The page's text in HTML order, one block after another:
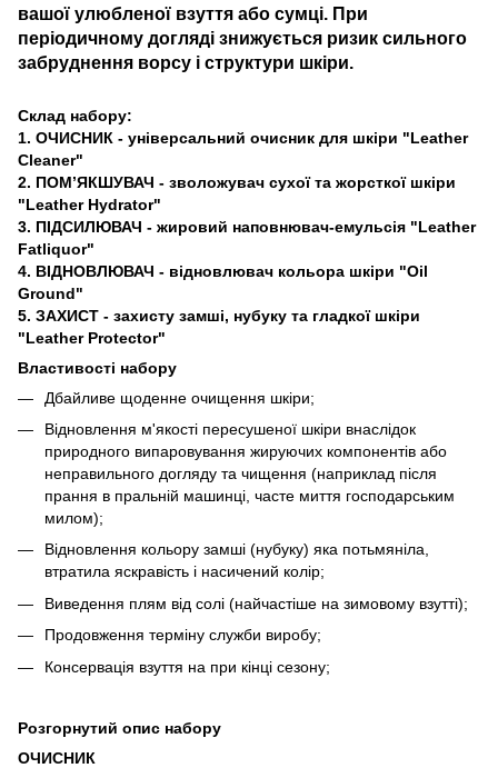
вашої улюбленої взуття або сумці. При
періодичному догляді знижується ризик сильного
забруднення ворсу і структури шкіри.
Склад набору:
1. ОЧИСНИК - універсальний очисник для шкіри "Leather
Cleaner"
2. ПОМ’ЯКШУВАЧ - зволожувач сухої та жорсткої шкіри
"Leather Hydrator"
3. ПІДСИЛЮВАЧ - жировий наповнювач-емульсія "Leather
Fatliquor"
4. ВІДНОВЛЮВАЧ - відновлювач кольора шкіри "Oil
Ground"
5. ЗАХИСТ - захисту замші, нубуку та гладкої шкіри
"Leather Protector"
Властивості набору
Дбайливе щоденне очищення шкіри;
Відновлення м'якості пересушеної шкіри внаслідок
природного випаровування жируючих компонентів або
неправильного догляду та чищення (наприклад після
прання в пральній машинці, часте миття господарським
милом);
Відновлення кольору замші (нубуку) яка потьмяніла,
втратила яскравість і насичений колір;
Виведення плям від солі (найчастіше на зимовому взутті);
Продовження терміну служби виробу;
Консервація взуття на при кінці сезону;
Розгорнутий опис набору
ОЧИСНИК